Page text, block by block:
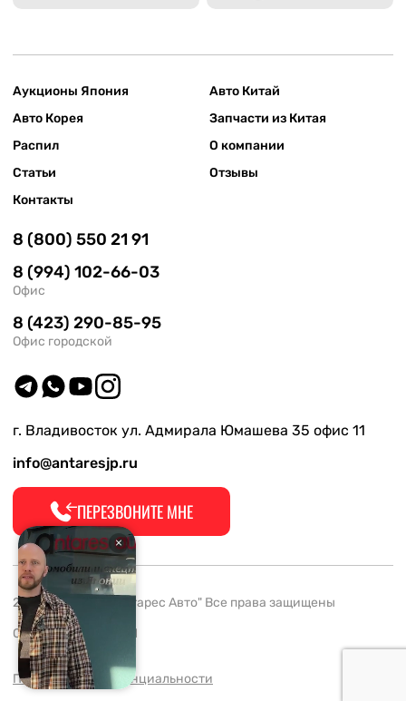
Аукционы Япония
Авто Китай
Авто Корея
Запчасти из Китая
Распил
О компании
Статьи
Отзывы
Контакты
8 (800) 550 21 91
8 (994) 102-66-03
Офис
8 (423) 290-85-95
Офис городской
г. Владивосток ул. Адмирала Юмашева 35 офис 11
info@antaresjp.ru
ПЕРЕЗВОНИТЕ МНЕ
2008-2026 ООО "Антарес Авто" Все права защищены
ОГРН 1132537005061
Политика конфиденциальности